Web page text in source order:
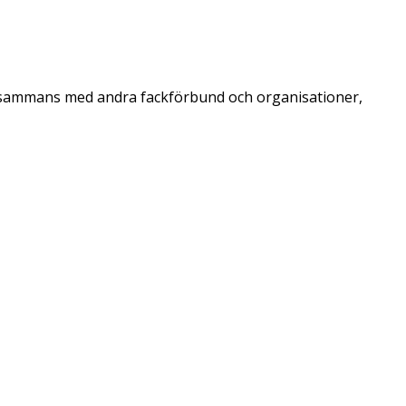
med andra fackförbund och organisationer,